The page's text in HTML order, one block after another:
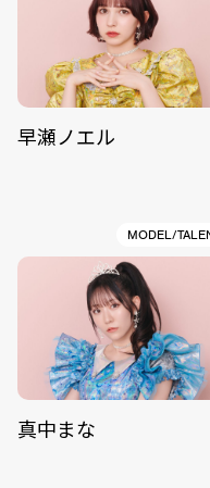
早瀬ノエル
MODEL/
真中まな